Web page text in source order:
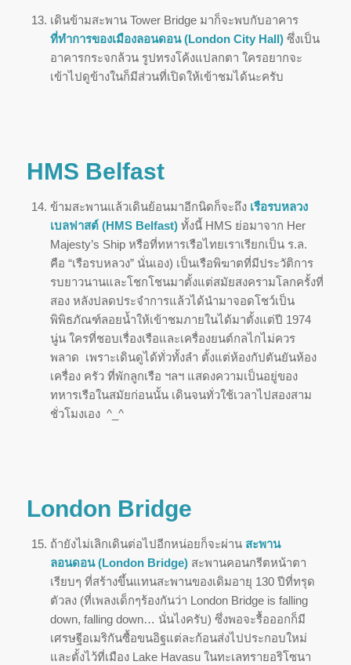
เดินข้ามสะพาน Tower Bridge มาก็จะพบกับอาคาร
ที่ทำการของเมืองลอนดอน (London City Hall)ซึ่งเป็น
อาคารกระจกล้วน รูปทรงโค้งแปลกตา ใครอยากจะ
เข้าไปดูข้างในก็มีส่วนที่เปิดให้เข้าชมได้นะครับ
HMS Belfast
ข้ามสะพานแล้วเดินย้อนมาอีกนิดก็จะถึงเรือรบหลวง
เบลฟาสต์ (HMS Belfast)ทั้งนี้ HMS ย่อมาจาก Her
Majesty’s Ship หรือที่ทหารเรือไทยเราเรียกเป็น ร.ล.
คือ “เรือรบหลวง” นั่นเอง) เป็นเรือพิฆาตที่มีประวัติการ
รบยาวนานและโชกโชนมาตั้งแต่สมัยสงครามโลกครั้งที่
สอง หลังปลดประจำการแล้วได้นำมาจอดโชว์เป็น
พิพิธภัณฑ์ลอยน้ำให้เข้าชมภายในได้มาตั้งแต่ปี 1974
นู่น ใครที่ชอบเรื่องเรือและเครื่องยนต์กลไกไม่ควร
พลาด เพราะเดินดูได้ทั่วทั้งลำ ตั้งแต่ห้องกัปตันยันห้อง
เครื่อง ครัว ที่พักลูกเรือ ฯลฯ แสดงความเป็นอยู่ของ
ทหารเรือในสมัยก่อนนั้น เดินจนทั่วใช้เวลาไปสองสาม
ชั่วโมงเอง ^_^
London Bridge
ถ้ายังไม่เลิกเดินต่อไปอีกหน่อยก็จะผ่าน สะพาน
ลอนดอน (London Bridge)สะพานคอนกรีตหน้าตา
เรียบๆ ที่สร้างขึ้นแทนสะพานของเดิมอายุ 130 ปีที่ทรุด
ตัวลง (ที่เพลงเด็กๆร้องกันว่า London Bridge is falling
down, falling down… นั่นไงครับ) ซึ่งพอจะรื้อออกก็มี
เศรษฐีอเมริกันซื้อขนอิฐแต่ละก้อนส่งไปประกอบใหม่
และตั้งไว้ที่เมือง Lake Havasu ในทะเลทรายอริโซนา